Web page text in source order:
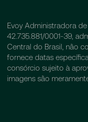
Evoy Administradora
42.735.881/0001-39,
Central do Brasil, não
fornece datas
consórcio sujeito à
imagens são